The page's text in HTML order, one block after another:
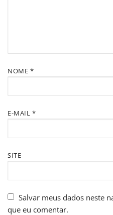
NOME *
E-MAIL *
SITE
Salvar meus dados neste
que eu comentar.